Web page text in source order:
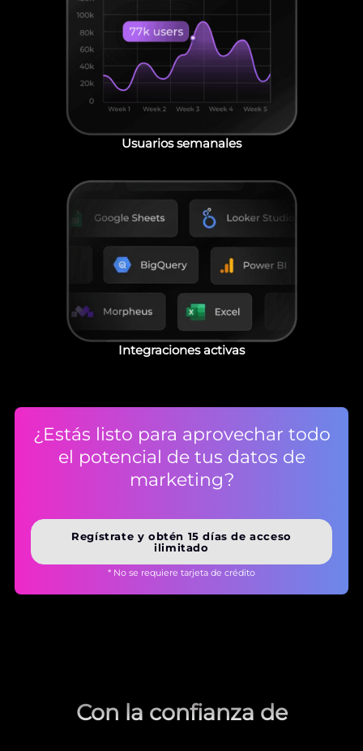
Usuarios semanales
Integraciones activas
¿Estás listo para aprovechar todo
el potencial de tus datos de
marketing?
Regístrate y obtén 15 días de acceso
ilimitado
* No se requiere tarjeta de crédito
Con la confianza de